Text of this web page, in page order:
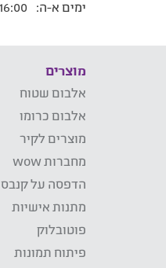
ימים א-ה:
מוצרים
אלבום שטוח
אלבום כרומו
מוצרים לקיר
מחברות wow
הדפסה על קנבס
מתנות אישיות
פוטובלוק
פיתוח תמונות